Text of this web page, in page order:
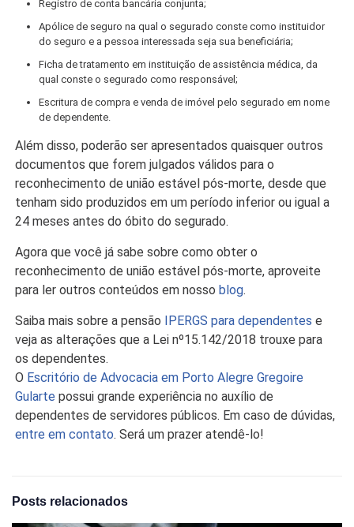
Registro de conta bancária conjunta;
Apólice de seguro na qual o segurado conste como instituidor
do seguro e a pessoa interessada seja sua beneficiária;
Ficha de tratamento em instituição de assistência médica, da
qual conste o segurado como responsável;
Escritura de compra e venda de imóvel pelo segurado em nome
de dependente.
Além disso, poderão ser apresentados quaisquer outros
documentos que forem julgados válidos para o
reconhecimento de união estável pós-morte, desde que
tenham sido produzidos em um período inferior ou igual a
24 meses antes do óbito do segurado.
Agora que você já sabe sobre como obter o
reconhecimento de união estável pós-morte, aproveite
para ler outros conteúdos em nossoblog.
Saiba mais sobre a pensão IPERGS para dependentes e
veja as alterações que a Lei nº15.142/2018 trouxe para
os dependentes.
O Escritório de Advocacia em Porto Alegre Gregoire
Gularte possui grande experiência no auxílio de
dependentes de servidores públicos. Em caso de dúvidas,
entre em contato. Será um prazer atendê-lo!
Posts relacionados